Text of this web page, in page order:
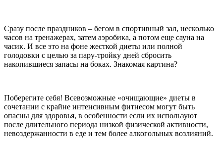
Сразу после праздников – бегом в спортивный зал, несколько
часов на тренажерах, затем аэробика, а потом еще сауна на
часик. И все это на фоне жесткой диеты или полной
голодовки с целью за пару-тройку дней сбросить
накопившиеся запасы на боках. Знакомая картина?
Поберегите себя! Всевозможные «очищающие» диеты в
сочетании с крайне интенсивным фитнесом могут быть
опасны для здоровья, в особенности если их используют
после длительного периода низкой физической активности,
невоздержанности в еде и тем более алкогольных возлияний.